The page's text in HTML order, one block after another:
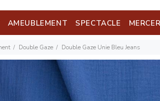
AMEUBLEMENT SPECTACLE
Double Gaze Double Gaze Unie Bleu Jeans